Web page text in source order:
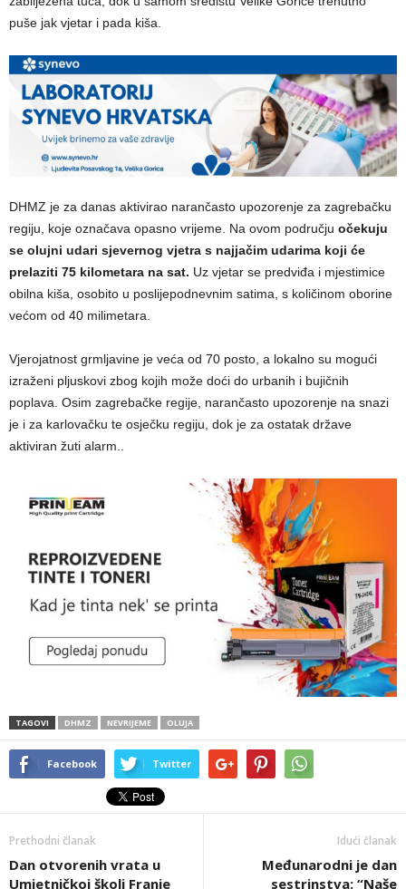
puše jak vjetar i pada kiša.
DHMZ je za danas aktivirao narančasto upozorenje za zagrebačku
regiju, koje označava opasno vrijeme. Na ovom području očekuju
se olujni udari sjevernog vjetra s najjačim udarima koji će
prelaziti 75 kilometara na sat. Uz vjetar se predviđa i mjestimice
obilna kiša, osobito u poslijepodnevnim satima, s količinom oborine
većom od 40 milimetara.
Vjerojatnost grmljavine je veća od 70 posto, a lokalno su mogući
izraženi pljuskovi zbog kojih može doći do urbanih i bujičnih
poplava. Osim zagrebačke regije, narančasto upozorenje na snazi
je i za karlovačku te osječku regiju, dok je za ostatak države
aktiviran žuti alarm..
TAGOVI DHMZ NEVRIJEME OLUJA
Facebook Twitter
Prethodni članak
Dan otvorenih vrata u
Umjetničkoj školi Franje
Idući članak
Međunarodni je dan
sestrinstva: “Naše